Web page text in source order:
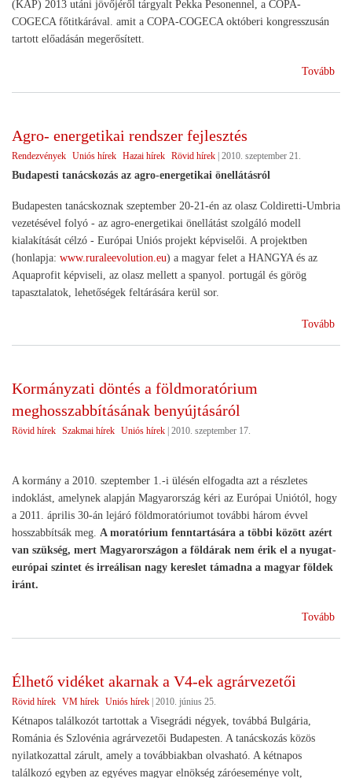
(KAP) 2013 utáni jövőjéről tárgyalt Pekka Pesonennel, a COPA-
COGECA főtitkárával. amit a COPA-COGECA októberi kongresszusán
tartott előadásán megerősített.
Tovább
Agro- energetikai rendszer fejlesztés
Rendezvények Uniós hírek Hazai hírek Rövid hírek | 2010. szeptember 21.
Budapesti tanácskozás az agro-energetikai önellátásról
Budapesten tanácskoznak szeptember 20-21-én az olasz Coldiretti-Umbria
vezetésével folyó - az agro-energetikai önellátást szolgáló modell
kialakítását célzó - Európai Uniós projekt képviselői. A projektben
(honlapja: www.ruraleevolution.eu) a magyar felet a HANGYA és az
Aquaprofit képviseli, az olasz mellett a spanyol. portugál és görög
tapasztalatok, lehetőségek feltárására kerül sor.
Tovább
Kormányzati döntés a földmoratórium
meghosszabbításának benyújtásáról
Rövid hírek Szakmai hírek Uniós hírek 2010. szeptember 17.
A kormány a 2010. szeptember 1.-i ülésén elfogadta azt a részletes
indoklást, amelynek alapján Magyarország kéri az Európai Uniótól, hogy
a 2011. április 30-án lejáró földmoratóriumot további három évvel
hosszabbítsák meg. A moratórium fenntartására a többi között azért
van szükség, mert Magyarországon a földárak nem érik el a nyugat-
európai szintet és irreálisan nagy kereslet támadna a magyar földek
iránt.
Tovább
Élhető vidéket akarnak a V4-ek agrárvezetői
Rövid hírek VM hírek Uniós hírek 2010. június 25.
Kétnapos találkozót tartottak a Visegrádi négyek, továbbá Bulgária,
Románia és Szlovénia agrárvezetői Budapesten. A tanácskozás közös
nyilatkozattal zárult, amely a továbbiakban olvasható. A kétnapos
találkozó egyben az egyéves magyar elnökség záróeseménye volt,